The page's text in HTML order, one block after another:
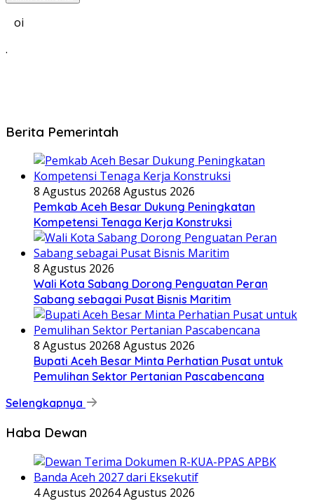
oi
.
Berita Pemerintah
8 Agustus 20268 Agustus 2026
Pemkab Aceh Besar Dukung Peningkatan
Kompetensi Tenaga Kerja Konstruksi
8 Agustus 2026
Wali Kota Sabang Dorong Penguatan Peran
Sabang sebagai Pusat Bisnis Maritim
8 Agustus 20268 Agustus 2026
Bupati Aceh Besar Minta Perhatian Pusat untuk
Pemulihan Sektor Pertanian Pascabencana
Selengkapnya
Haba Dewan
4 Agustus 20264 Agustus 2026